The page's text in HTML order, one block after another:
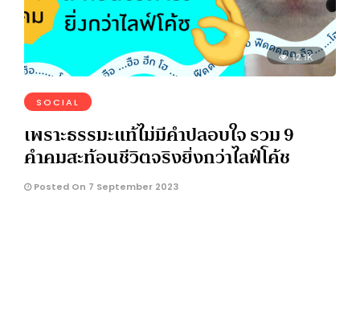
12.1K
SOCIAL
เพราะธรรมะแท้ไม่มีคำปลอบใจ รวม 9
คำคมสะท้อนชีวิตจริงยิ่งกว่าไลฟ์โค้ช
Posted On 7 September 2023